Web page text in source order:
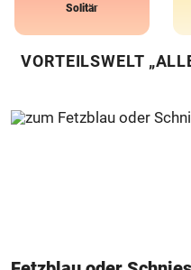
Solitär
VORTEILSWELT